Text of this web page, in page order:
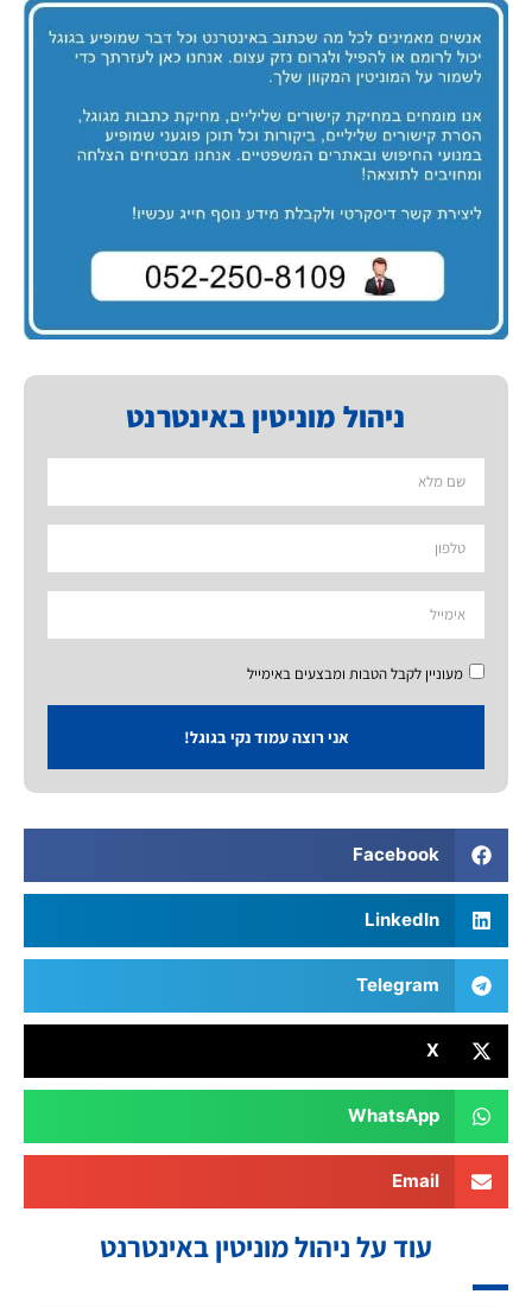
ניהול מוניטין באינטרנט
מעוניין לקבל הטבות ומבצעים באימייל
אני רוצה עמוד נקי בגוגל!
Facebook
LinkedIn
Telegram
X
WhatsApp
Email
עוד על ניהול מוניטין באינטרנט